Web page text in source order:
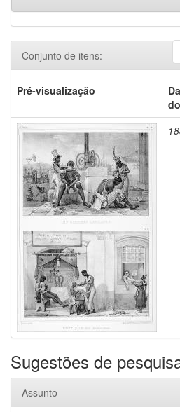
Conjunto de itens:
Pré-visualização
Sugestões de
Assunto